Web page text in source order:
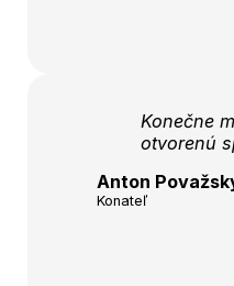
Konečne
otvorenú
Anton
Konateľ